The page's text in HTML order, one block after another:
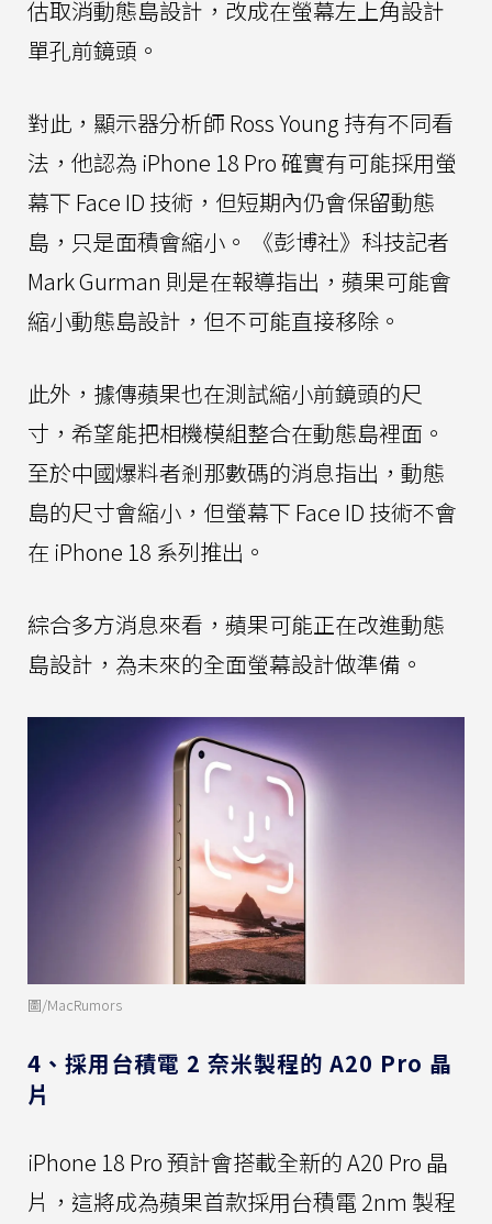
估取消動態島設計，改成在螢幕左上角設計
單孔前鏡頭。
對此，顯示器分析師 Ross Young 持有不同看
法，他認為 iPhone 18 Pro 確實有可能採用螢
幕下 Face ID 技術，但短期內仍會保留動態
島，只是面積會縮小。 《彭博社》科技記者
Mark Gurman 則是在報導指出，蘋果可能會
縮小動態島設計，但不可能直接移除。
此外，據傳蘋果也在測試縮小前鏡頭的尺
寸，希望能把相機模組整合在動態島裡面。
至於中國爆料者剎那數碼的消息指出，動態
島的尺寸會縮小，但螢幕下 Face ID 技術不會
在 iPhone 18 系列推出。
綜合多方消息來看，蘋果可能正在改進動態
島設計，為未來的全面螢幕設計做準備。
圖/MacRumors
4、採用台積電 2 奈米製程的 A20 Pro 晶
片
iPhone 18 Pro 預計會搭載全新的 A20 Pro 晶
片，這將成為蘋果首款採用台積電 2nm 製程